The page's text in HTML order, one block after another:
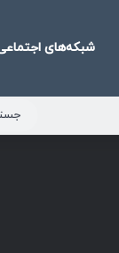
شبکه‌های